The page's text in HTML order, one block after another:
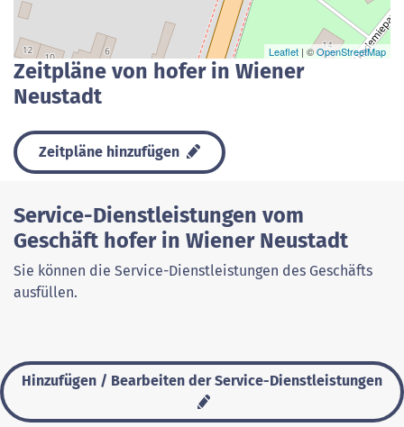
Leaflet | ©OpenStreetMap
Zeitpläne von hofer in Wiener
Neustadt
Zeitpläne hinzufügen
Service-Dienstleistungen vom
Geschäft hofer in Wiener Neustadt
Sie können die Service-Dienstleistungen des Geschäfts
ausfüllen.
Hinzufügen / Bearbeiten der Service-Dienstleistungen